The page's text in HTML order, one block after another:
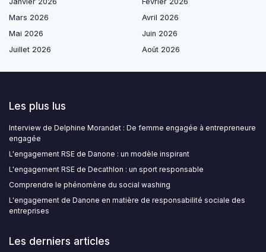
Mars 2026
Avril 2026
Mai 2026
Juin 2026
Juillet 2026
Août 2026
Les plus lus
Interview de Delphine Morandet : De femme engagée à entrepreneure
engagée
L'engagement RSE de Danone : un modèle inspirant
L'engagement RSE de Decathlon : un sport responsable
Comprendre le phénomène du social washing
L'engagement de Danone en matière de responsabilité sociale des
entreprises
Les derniers articles